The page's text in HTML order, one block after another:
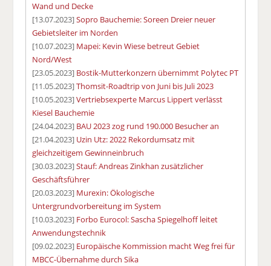
Wand und Decke
[13.07.2023]Sopro Bauchemie: Soreen Dreier neuer
Gebietsleiter im Norden
[10.07.2023] Mapei: Kevin Wiese betreut Gebiet
Nord/West
[23.05.2023] Bostik-Mutterkonzern übernimmt Polytec PT
[11.05.2023]Thomsit-Roadtrip von Juni bis Juli 2023
[10.05.2023]Vertriebsexperte Marcus Lippert verlässt
Kiesel Bauchemie
[24.04.2023] BAU 2023 zog rund 190.000 Besucher an
[21.04.2023] Uzin Utz: 2022 Rekordumsatz mit
gleichzeitigem Gewinneinbruch
[30.03.2023]Stauf: Andreas Zinkhan zusätzlicher
Geschäftsführer
[20.03.2023] Murexin: Ökologische
Untergrundvorbereitung im System
[10.03.2023] Forbo Eurocol: Sascha Spiegelhoff leitet
Anwendungstechnik
[09.02.2023] Europäische Kommission macht Weg frei für
MBCC-Übernahme durch Sika